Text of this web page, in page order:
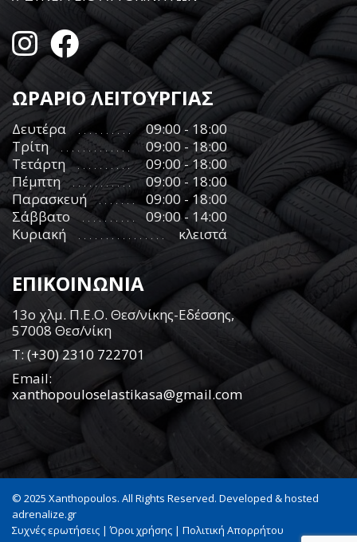
ΩΡΑΡΙΟ ΛΕΙΤΟΥΡΓΙΑΣ
Δευτέρα
09:00 - 18:00
Τρίτη
09:00 - 18:00
Τετάρτη
09:00 - 18:00
Πέμπτη
09:00 - 18:00
Παρασκευή
09:00 - 18:00
Σάββατο
09:00 - 14:00
Κυριακή
κλειστά
ΕΠΙΚΟΙΝΩΝΙΑ
13ο χλμ. Π.Ε.Ο. Θεσ/νίκης-Εδέσσης,
57008 Θεσ/νίκη
Τ:(+30) 2310 722701
Email:
xanthopouloselastikasa@gmail.com
© 2025 Xanthopoulos. All Rights Reserved. Developed & hosted
adrenalize.gr
Συχνές ερωτήσεις |Όροι χρήσης | Πολιτική Απορρήτου